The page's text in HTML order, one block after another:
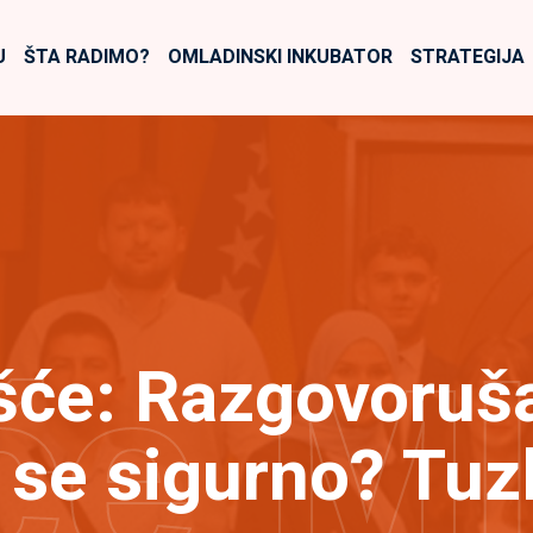
ŠTA RADIMO? OMLADINSKI INKUBATOR STRATEGIJA
sigurno?